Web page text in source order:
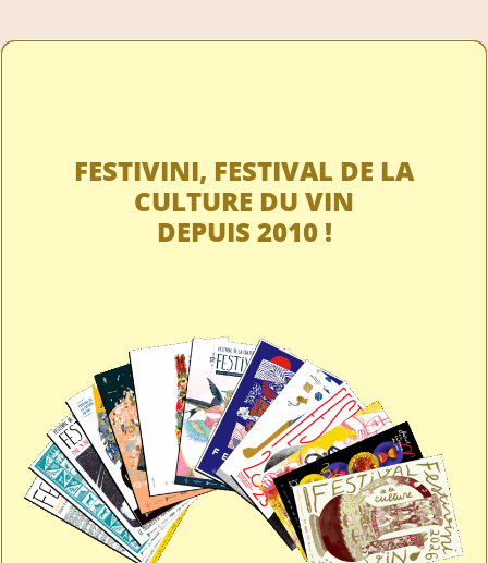
FESTIVINI, FESTIVAL DE LA
CULTURE DU VIN
DEPUIS 2010 !